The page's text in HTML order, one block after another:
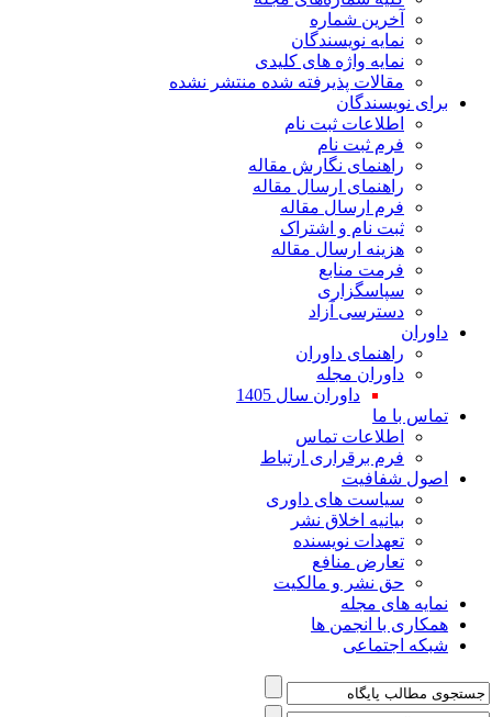
شماره
نویسندگان
واژه های کلیدی
پذیرفته شده منتشر نشده
ثبت نام
نگارش مقاله
ارسال مقاله
ارسال مقاله
نام و اشتراک
ارسال مقاله
آزاد
داوران
مجله
داوران سال 1405
تماس
برقراری ارتباط
های داوری
اخلاق نشر
نویسنده
منافع
نشر و مالکیت
مجله
انجمن ها